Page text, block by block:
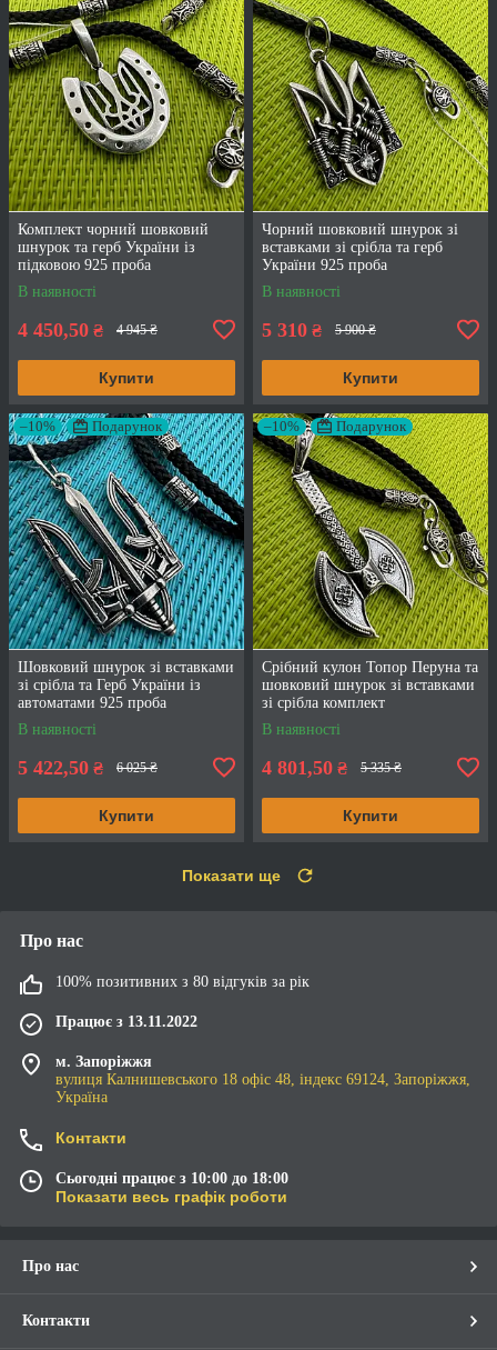
Комплект чорний шовковий
шнурок та герб України із
підковою 925 проба
В наявності
4 450,50 ₴ 4 945 ₴
Купити
Чорний шовковий шнурок зі
вставками зі срібла та герб
України 925 проба
В наявності
5 310 ₴ 5 900 ₴
Купити
–10% Подарунок
Шовковий шнурок зі вставками
зі срібла та Герб України із
автоматами 925 проба
В наявності
5 422,50 ₴ 6 025 ₴
Купити
–10% Подарунок
Срібний кулон Топор Перуна та
шовковий шнурок зі вставками
зі срібла комплект
В наявності
4 801,50 ₴ 5 335 ₴
Купити
Показати ще
Про нас
100% позитивних з 80 відгуків за рік
Працює з 13.11.2022
м. Запоріжжя
вулиця Калнишевського 18 офіс 48, індекс 69124, Запоріжжя,
Україна
Контакти
Сьогодні працює з 10:00 до 18:00
Показати весь графік роботи
Про нас
Контакти